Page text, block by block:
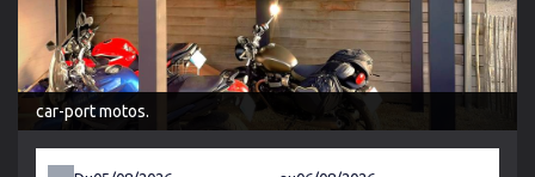
car-port motos.